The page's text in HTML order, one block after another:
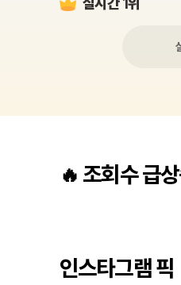
🔥 조회수 급
인스타그램 픽